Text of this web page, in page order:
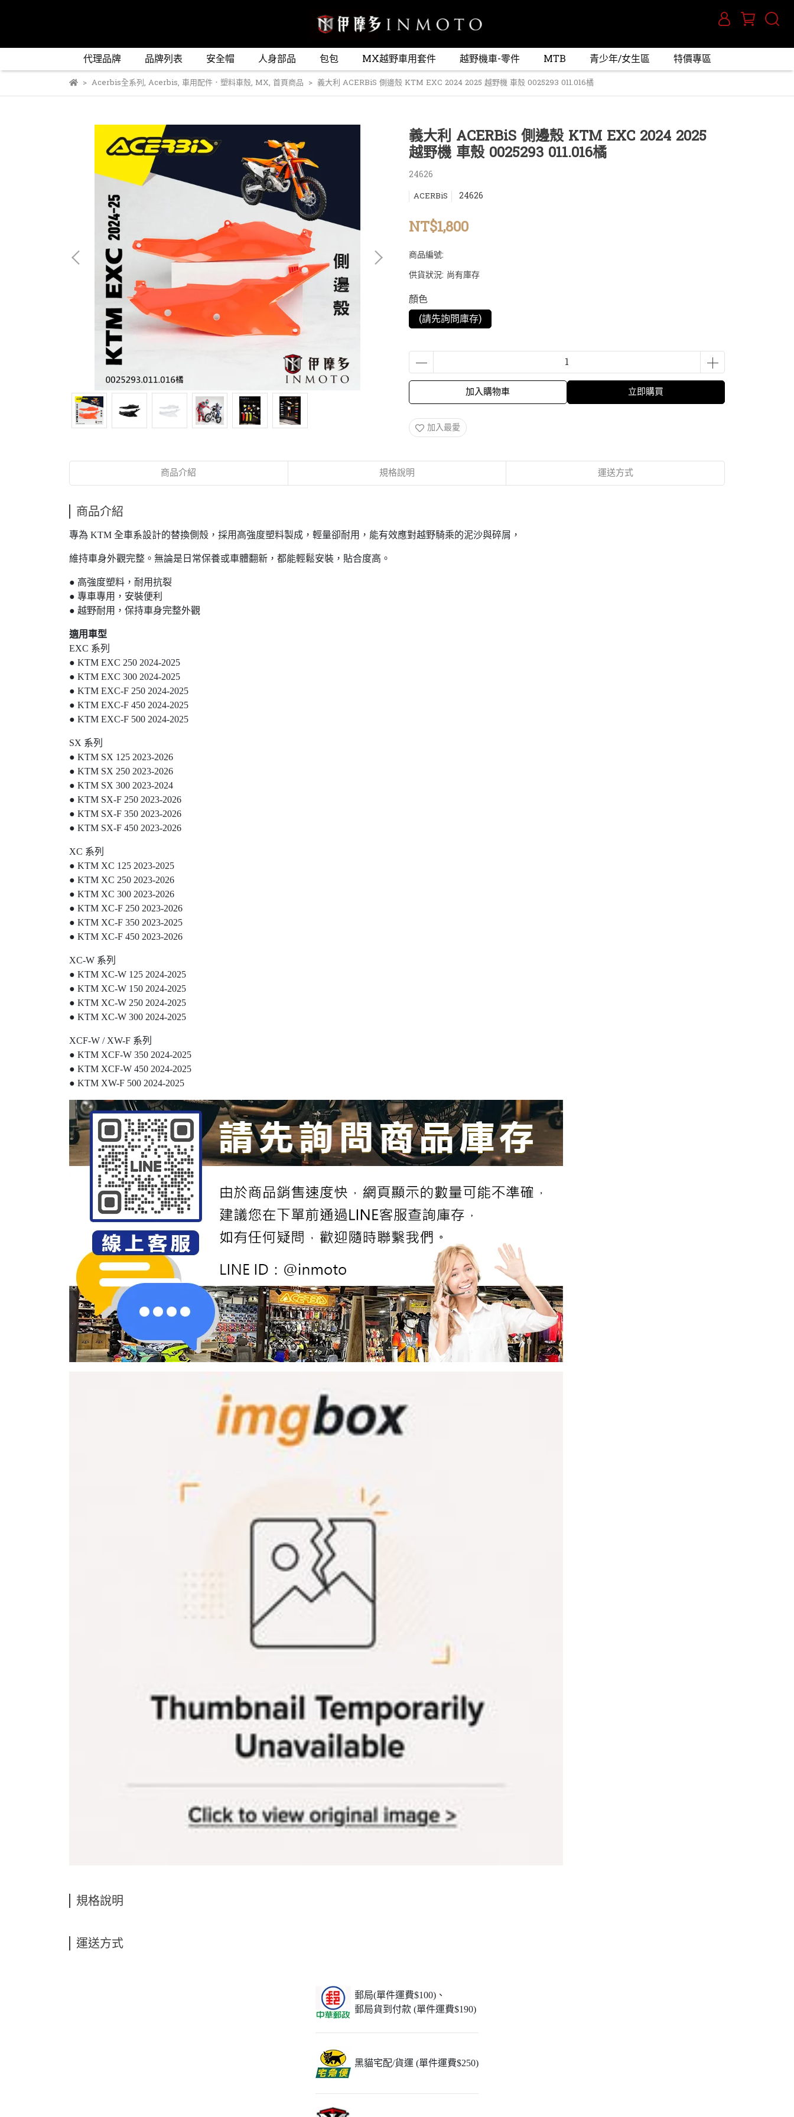
代理品牌 品牌列表 安全帽 人身部品 包包 MX越野車用套件 越野機車-零件 MTB 青少年/女生區 特價專區
Acerbis全系列, Acerbis, 車用配件．塑料車殼, MX, 首頁商品 義大利 ACERBiS 側邊殼 KTM EXC 2024 2025 越野機 車殼 0025293 011.016橘
義大利 ACERBiS 側邊殼 KTM EXC 2024 2025
越野機 車殼 0025293 011.016橘
24626
ACERBiS 24626
NT$1,800
商品編號:
供貨狀況: 尚有庫存
顏色
(請先詢問庫存)
加入購物車 立即購買
加入最愛
商品介紹 規格說明 運送方式
商品介紹
專為 KTM 全車系設計的替換側殼，採用高強度塑料製成，輕量卻耐用，能有效應對越野騎乘的泥沙與碎屑，
維持車身外觀完整。無論是日常保養或車體翻新，都能輕鬆安裝，貼合度高。
● 高強度塑料，耐用抗裂
● 專車專用，安裝便利
● 越野耐用，保持車身完整外觀
適用車型
EXC 系列
● KTM EXC 250 2024-2025
● KTM EXC 300 2024-2025
● KTM EXC-F 250 2024-2025
● KTM EXC-F 450 2024-2025
● KTM EXC-F 500 2024-2025
SX 系列
● KTM SX 125 2023-2026
● KTM SX 250 2023-2026
● KTM SX 300 2023-2024
● KTM SX-F 250 2023-2026
● KTM SX-F 350 2023-2026
● KTM SX-F 450 2023-2026
XC 系列
● KTM XC 125 2023-2025
● KTM XC 250 2023-2026
● KTM XC 300 2023-2026
● KTM XC-F 250 2023-2026
● KTM XC-F 350 2023-2025
● KTM XC-F 450 2023-2026
XC-W 系列
● KTM XC-W 125 2024-2025
● KTM XC-W 150 2024-2025
● KTM XC-W 250 2024-2025
● KTM XC-W 300 2024-2025
XCF-W / XW-F 系列
● KTM XCF-W 350 2024-2025
● KTM XCF-W 450 2024-2025
● KTM XW-F 500 2024-2025
規格說明
運送方式
郵局(單件運費$100)、
郵局貨到付款 (單件運費$190)
黑貓宅配/貨運 (單件運費$250)